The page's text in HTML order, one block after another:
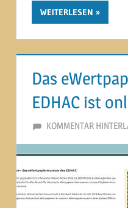
WEITERLESEN
Das
EDHAC ist
19. JULI 2014
MARTINA BERG
KOMMENTAR